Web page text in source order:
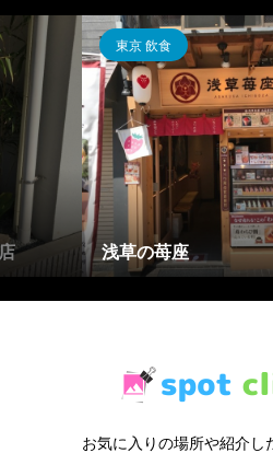
東京 飲食
浅草の苺座
お気に入りの場所や紹介